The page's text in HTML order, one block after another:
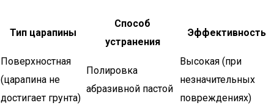
Тип царапины
Способ
устранения
Эффективность
Поверхностная
(царапина не
достигает грунта)
Полировка
абразивной пастой
Высокая (при
незначительных
повреждениях)